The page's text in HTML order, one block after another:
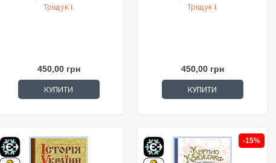
Тріщук І.
450,00 грн
КУПИТИ
Тріщук І.
450,00 грн
КУПИТИ
-15%